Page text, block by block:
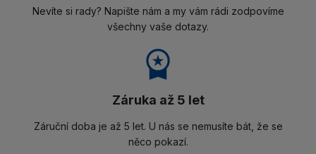
Nevíte si rady? Napište nám a my vám rádi zodpovíme
všechny vaše dotazy.
Záruka až 5 let
Záruční doba je až 5 let. U nás se nemusíte bát, že se
něco pokazí.